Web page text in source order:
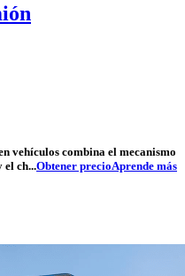
vehículos combina el mecanismo
el ch...Obtener precioAprende más